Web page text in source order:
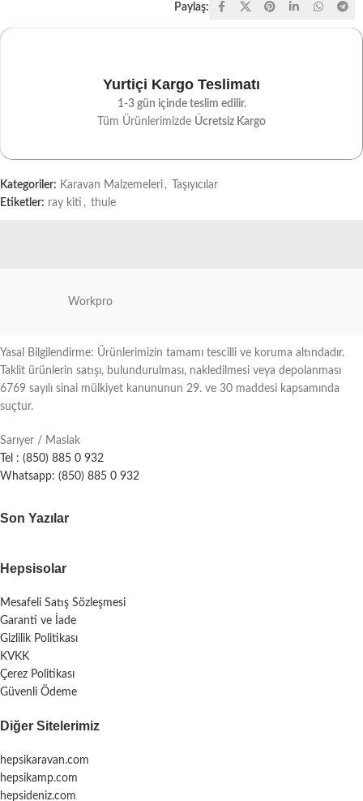
Paylaş:
Yurtiçi Kargo Teslimatı
1-3 gün içinde teslim edilir.
Tüm Ürünlerimizde Ücretsiz Kargo
Kategoriler: Karavan Malzemeleri ,
Taşıyıcılar
Etiketler: ray kiti , thule
Workpro
Yasal Bilgilendirme: Ürünlerimizin tamamı tescilli ve koruma altındadır.
Taklit ürünlerin satışı, bulundurulması, nakledilmesi veya depolanması
6769 sayılı sinai mülkiyet kanununun 29. ve 30 maddesi kapsamında
suçtur.
Sarıyer / Maslak
Tel : (850) 885 0 932
Whatsapp: (850) 885 0 932
Son Yazılar
Hepsisolar
Mesafeli Satış Sözleşmesi
Garanti ve İade
Gizlilik Politikası
KVKK
Çerez Politikası
Güvenli Ödeme
Diğer Sitelerimiz
hepsikaravan.com
hepsikamp.com
hepsideniz.com